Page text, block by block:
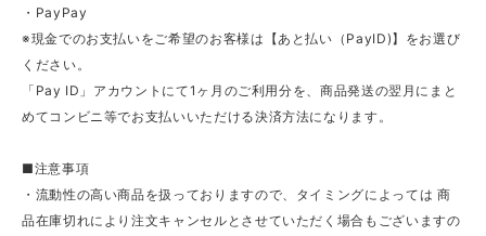
・PayPay
※現金でのお支払いをご希望のお客様は【あと払い（PayID)】をお選び
ください。
「Pay ID」アカウントにて1ヶ月のご利用分を、商品発送の翌月にまと
めてコンビニ等でお支払いいただける決済方法になります。
■注意事項
・流動性の高い商品を扱っておりますので、タイミングによっては 商
品在庫切れにより注文キャンセルとさせていただく場合もございますの